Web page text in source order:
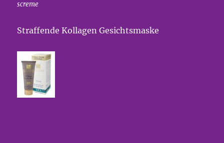
screme
Straffende Kollagen Gesichtsmaske